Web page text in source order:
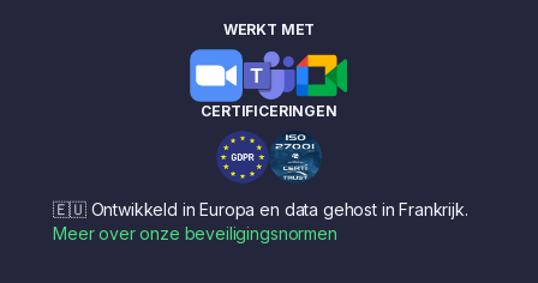
WERKT MET
CERTIFICERINGEN
🇪🇺 Ontwikkeld in Europa en data gehost in Frankrijk.
Meer over onze beveiligingsnormen